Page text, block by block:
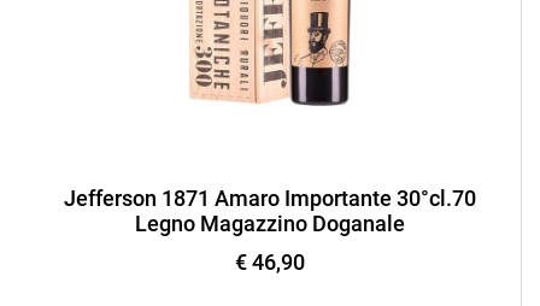
Jefferson 1871 Amaro Importante 30°cl.70
Legno Magazzino Doganale
€ 46,90